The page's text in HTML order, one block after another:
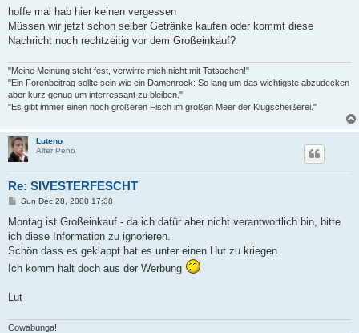
hoffe mal hab hier keinen vergessen
Müssen wir jetzt schon selber Getränke kaufen oder kommt diese
Nachricht noch rechtzeitig vor dem Großeinkauf?
"Meine Meinung steht fest, verwirre mich nicht mit Tatsachen!"
"Ein Forenbeitrag sollte sein wie ein Damenrock: So lang um das wichtigste abzudecken
aber kurz genug um interressant zu bleiben."
"Es gibt immer einen noch größeren Fisch im großen Meer der Klugscheißerei."
Luteno
Alter Peno
Re: SIVESTERFESCHT
P
s
Sun Dec 28, 2008 17:38
Montag ist Großeinkauf - da ich dafür aber nicht verantwortlich bin, bitte
ich diese Information zu ignorieren.
Schön dass es geklappt hat es unter einen Hut zu kriegen.
Ich komm halt doch aus der Werbung
Lut
Cowabunga!